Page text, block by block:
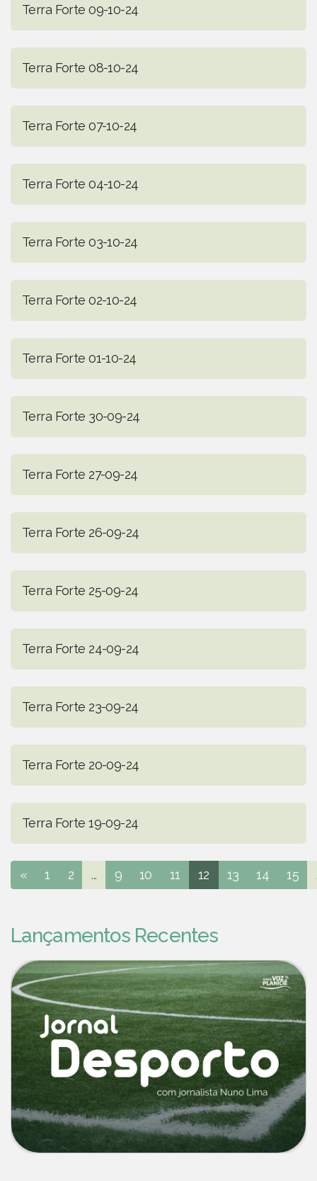
Terra Forte 09-10-24
Terra Forte 08-10-24
Terra Forte 07-10-24
Terra Forte 04-10-24
Terra Forte 03-10-24
Terra Forte 02-10-24
Terra Forte 01-10-24
Terra Forte 30-09-24
Terra Forte 27-09-24
Terra Forte 26-09-24
Terra Forte 25-09-24
Terra Forte 24-09-24
Terra Forte 23-09-24
Terra Forte 20-09-24
Terra Forte 19-09-24
« 1 2 ... 9 10 11 12 13 14 15
Lançamentos Recentes